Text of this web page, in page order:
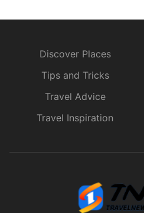
Discover Places
Tips and Tricks
Travel Advice
Travel Inspiration